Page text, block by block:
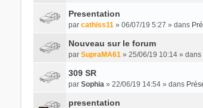
Presentation
par cathiss11» 06/07/19 5:27 » dans
Nouveau sur le forum
par SupraMA61» 25/06/19 10:14 » dans
309 SR
par Sophia» 22/06/19 14:54 » dans
presentation